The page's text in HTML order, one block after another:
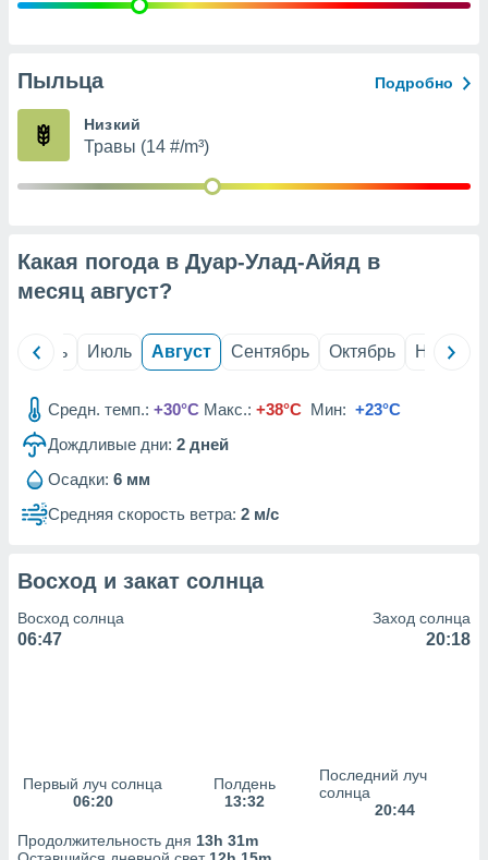
рекламы
сведения
1199
Пыльца Подробно
Низкий
Травы (14 #/m³)
Какая погода в Дуар-Улад-Айяд в
месяц август?
Июнь Июль Август Сентябрь Октябрь Ноябрь
Средн. темп.: +30°C Макс.: +38°C Мин: +23°C
Дождливые дни: 2 дней
Осадки: 6 мм
Средняя скорость ветра: 2 м/с
Восход и закат солнца
Восход солнца
06:47
Заход солнца
20:18
Первый луч солнца
06:20
Полдень
13:32
Последний луч
солнца
20:44
Продолжительность дня 13h 31m